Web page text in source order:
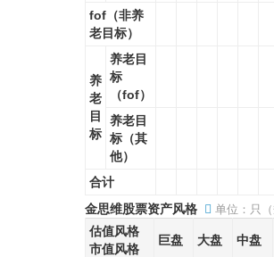
fof（非养
老目标）
养
老
目
标
养老目
标
（fof）
养老目
标（其
他）
合计
金思维股票资产风格
单位：只（
估值风格
市值风格
巨盘 大盘 中盘